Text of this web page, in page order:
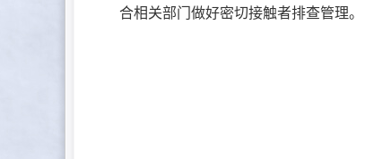
合相关部门做好密切接触者排查管理。